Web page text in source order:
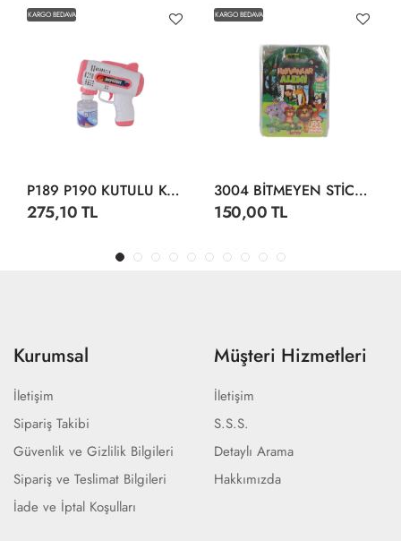
KARGO BEDAVA
P189 P190 KUTULU KÖPÜK TABANCA
275,10 TL
KARGO BEDAVA
3004 BİTMEYEN STİCKER SU ALTI DÜNYASI
150,00 TL
Kurumsal
İletişim
Sipariş Takibi
Güvenlik ve Gizlilik Bilgileri
Sipariş ve Teslimat Bilgileri
İade ve İptal Koşulları
Müşteri Hizmetleri
İletişim
S.S.S.
Detaylı Arama
Hakkımızda